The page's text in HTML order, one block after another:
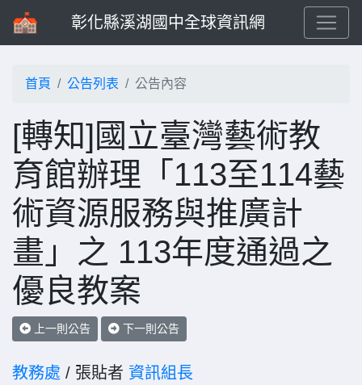
彰化縣溪湖國中全球資訊網
首頁 公告列表 公告內容
[轉知]國立臺灣藝術教
育館辦理「113至114藝
術資源服務與推廣計
畫」之 113年度通過之
優良教案
上一則公告 下一則公告
教務處 / 張貼者 資訊組長